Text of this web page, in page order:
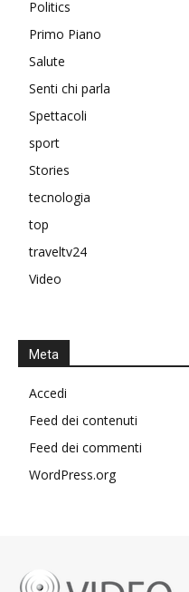
Politics
Primo Piano
Salute
Senti chi parla
Spettacoli
sport
Stories
tecnologia
top
traveltv24
Video
Meta
Accedi
Feed dei contenuti
Feed dei commenti
WordPress.org